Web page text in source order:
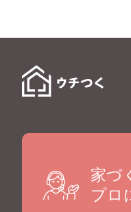
家づ
プロ